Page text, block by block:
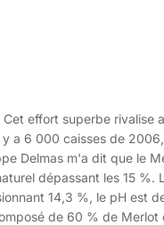
Cet effort superbe rivalise
y a 6 000 caisses de
Delmas m'a dit que le
dépassant les 15 %.
14,3 %, le pH est
de 60 % de